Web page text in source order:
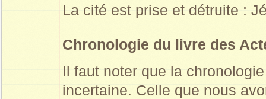
La cité est prise et détruite :
Chronologie du livre des
Il faut noter que la
incertaine. Celle que nous